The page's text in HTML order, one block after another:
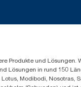
Produkte und Lösungen.
Lösungen in rund 150
Modibodi, Nosotras,